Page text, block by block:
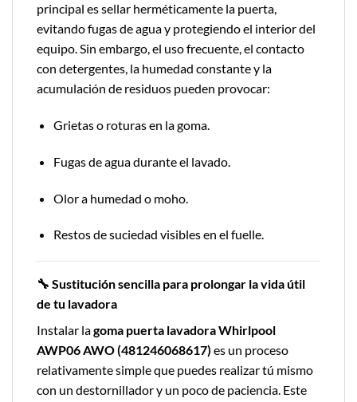
principal es sellar herméticamente la puerta,
evitando fugas de agua y protegiendo el interior del
equipo. Sin embargo, el uso frecuente, el contacto
con detergentes, la humedad constante y la
acumulación de residuos pueden provocar:
Grietas o roturas en la goma.
Fugas de agua durante el lavado.
Olor a humedad o moho.
Restos de suciedad visibles en el fuelle.
🔧 Sustitución sencilla para prolongar la vida útil
de tu lavadora
Instalar lagoma puerta lavadora Whirlpool
AWP06 AWO (481246068617) es un proceso
relativamente simple que puedes realizar tú mismo
con un destornillador y un poco de paciencia. Este